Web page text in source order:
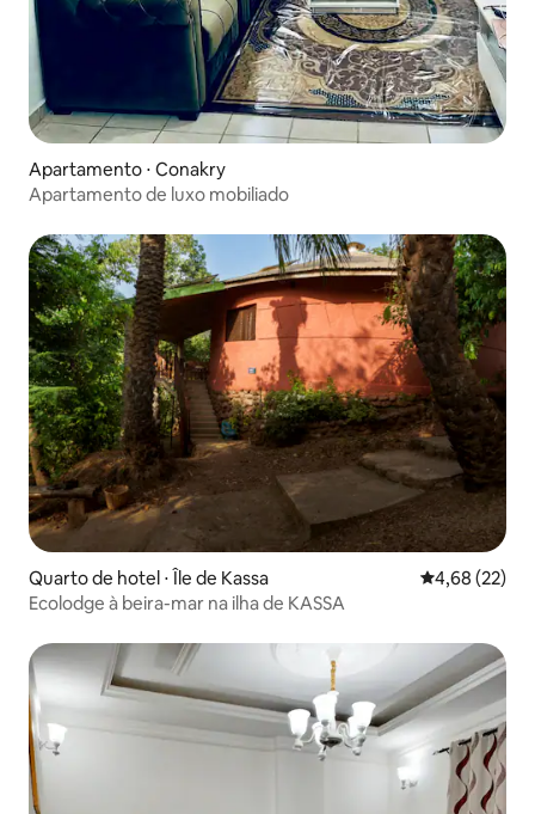
Apartamento ⋅ Conakry
Apartamento de luxo mobiliado
Quarto de hotel ⋅ Île de Kassa 4,68 de uma
4,68 (22)
Ecolodge à beira-mar na ilha de KASSA